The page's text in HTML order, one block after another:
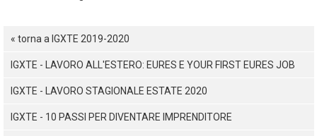
« torna a IGXTE 2019-2020
IGXTE - LAVORO ALL'ESTERO: EURES E YOUR FIRST EURES JOB
IGXTE - LAVORO STAGIONALE ESTATE 2020
IGXTE - 10 PASSI PER DIVENTARE IMPRENDITORE